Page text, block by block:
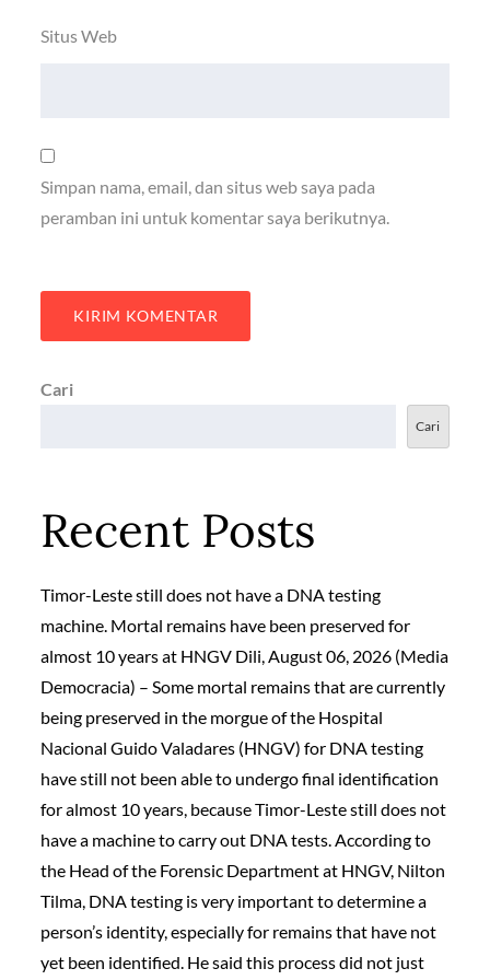
Situs Web
Simpan nama, email, dan situs web saya pada
peramban ini untuk komentar saya berikutnya.
Cari
Cari
Recent Posts
Timor-Leste still does not have a DNA testing
machine. Mortal remains have been preserved for
almost 10 years at HNGV Dili, August 06, 2026 (Media
Democracia) – Some mortal remains that are currently
being preserved in the morgue of the Hospital
Nacional Guido Valadares (HNGV) for DNA testing
have still not been able to undergo final identification
for almost 10 years, because Timor-Leste still does not
have a machine to carry out DNA tests. According to
the Head of the Forensic Department at HNGV, Nilton
Tilma, DNA testing is very important to determine a
person’s identity, especially for remains that have not
yet been identified. He said this process did not just